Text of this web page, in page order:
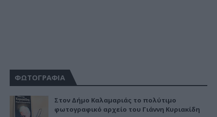
ΦΩΤΟΓΡΑΦΙΑ
Στον Δήμο Καλαμαριάς το πολύτιμο
φωτογραφικό αρχείο του Γιάννη Κυριακίδη